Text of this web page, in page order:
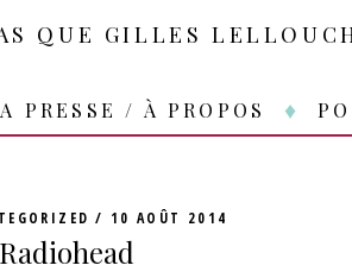
QUE GILLES
PRESSE / À PROPOS
10 AOÛT 2014